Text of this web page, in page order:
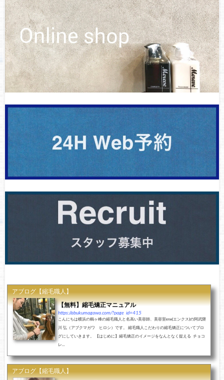
アブログ【縮毛職人】
【無料】縮毛矯正マニュアル
https://abukumagawa.com/?page_id=415
こんにちは横浜の鶴ヶ峰の縮毛職人と名高い美容師、美容室enx(エンクス)の阿武隈
川 弘（アブクマガワ ヒロシ）です。 縮毛職人こだわりの縮毛矯正についてブロ
グにしていきます。 【はじめに】縮毛矯正のイメージをなんとなく捉える チョコ
レ...
アブログ【縮毛職人】